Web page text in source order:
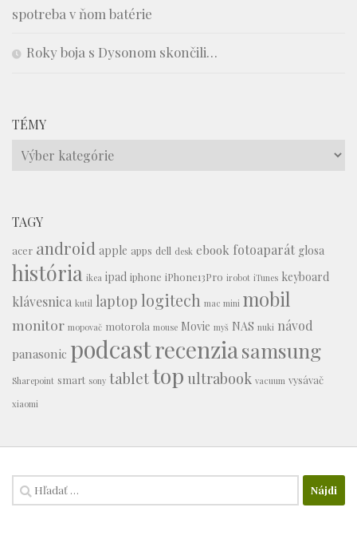
spotreba v ňom batérie
Roky boja s Dysonom skončili…
TÉMY
Témy
TAGY
acer android apple apps dell desk ebook fotoaparát glosa
história ikea ipad iphone iPhone13Pro irobot iTunes keyboard
klávesnica kutil laptop logitech mac mini mobil
monitor mopovač motorola mouse Movie myš NAS nuki návod
panasonic podcastrecenziasamsung
Sharepoint smart sony tablettop ultrabook vacuum vysávač
xiaomi
Hľadať: